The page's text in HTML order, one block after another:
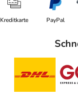
Kreditkarte PayPal